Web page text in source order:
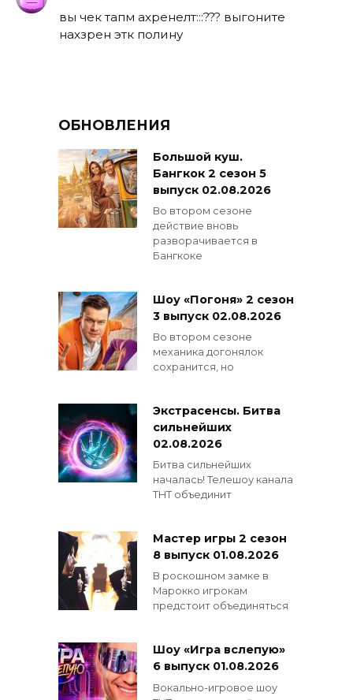
вы чек тапм ахренелт:::??? выгоните
нахзрен этк полину
ОБНОВЛЕНИЯ
Большой куш.
Бангкок 2 сезон 5
выпуск 02.08.2026
Во втором сезоне
действие вновь
разворачивается в
Бангкоке
Шоу «Погоня» 2 сезон
3 выпуск 02.08.2026
Во втором сезоне
механика догонялок
сохранится, но
Экстрасенсы. Битва
сильнейших
02.08.2026
Битва сильнейших
началась! Телешоу канала
ТНТ объединит
Мастер игры 2 сезон
8 выпуск 01.08.2026
В роскошном замке в
Марокко игрокам
предстоит объединяться
Шоу «Игра вслепую»
6 выпуск 01.08.2026
Вокально-игровое шоу